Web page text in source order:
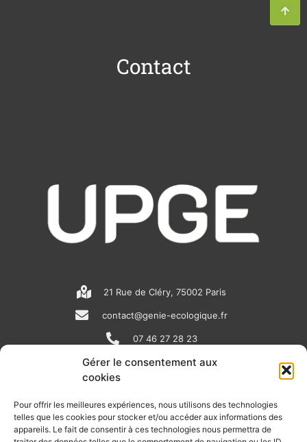
Gérer le consentement aux
cookies
Pour offrir les meilleures expériences, nous utilisons des technologies
telles que les cookies pour stocker et/ou accéder aux informations des
appareils. Le fait de consentir à ces technologies nous permettra de
Contact
21 Rue de Cléry, 75002 Paris
contact@genie-ecologique.fr
07 46 27 28 23
N
e
w
i
n
o
u
RECEVOIR L'ACTU DE LA FILIÈRE